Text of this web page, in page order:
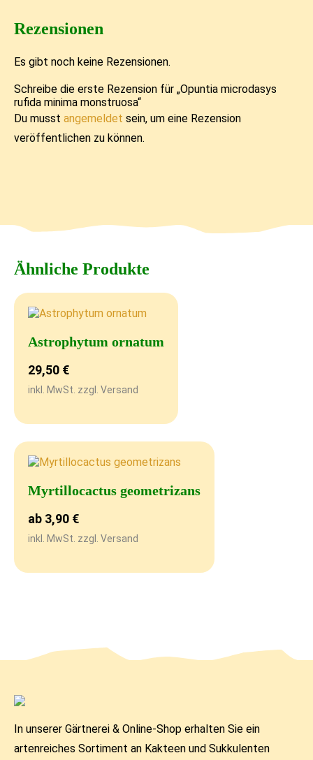
Rezensionen
Es gibt noch keine Rezensionen.
Schreibe die erste Rezension für „Opuntia microdasys
rufida minima monstruosa“
Du musst angemeldet sein, um eine Rezension
veröffentlichen zu können.
Ähnliche Produkte
Astrophytum ornatum
29,50 €
inkl. MwSt. zzgl. Versand
Myrtillocactus geometrizans
ab 3,90 €
inkl. MwSt. zzgl. Versand
In unserer Gärtnerei & Online-Shop erhalten Sie ein
artenreiches Sortiment an Kakteen und Sukkulenten